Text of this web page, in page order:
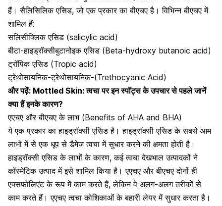
हैं। सैलिसिलिक एसिड, जो एक प्रकार का बीएचए है। विभिन्न बीएचए में
शामिल हैं:
सलिसीक्लिक एसिड (salicylic acid)
बीटा-हाइड्रॉक्सीबुटानोइक एसिड (Beta-hydroxy butanoic acid)
ट्रॉपिक एसिड (Tropic acid)
ट्रेथोसायनिक-ट्रेथोसायनिक-(Trethocyanic Acid)
और पढ़ें: Mottled Skin: त्वचा पर इन स्पॉट्स के उपचार से पहले जानें
क्या हैं इनके कारण?
एएचए और बीएचए के लाभ (Benefits of AHA and BHA)
ये एक प्रकार का हाइड्रॉक्सी एसिड है। हाइड्रॉक्सी एसिड के सबसे आम
लाभों में से एक धूप से डैमेज त्वचा में सुधार करने की क्षमता होती है।
हाइड्रॉक्सी एसिड के लाभों के कारण, कई त्वचा देखभाल उत्पादकों ने
कॉस्मेटिक उत्पाद में इसे शामिल किया है। एएचए और बीएचए दोनों ही
एक्सफोलिएंट के रूप में काम करते हैं, लेकिन वे अलग-अलग तरीकों से
काम करते हैं। एएचए त्वचा कोशिकाओं के बहारी लेयर में सुधार करता है।